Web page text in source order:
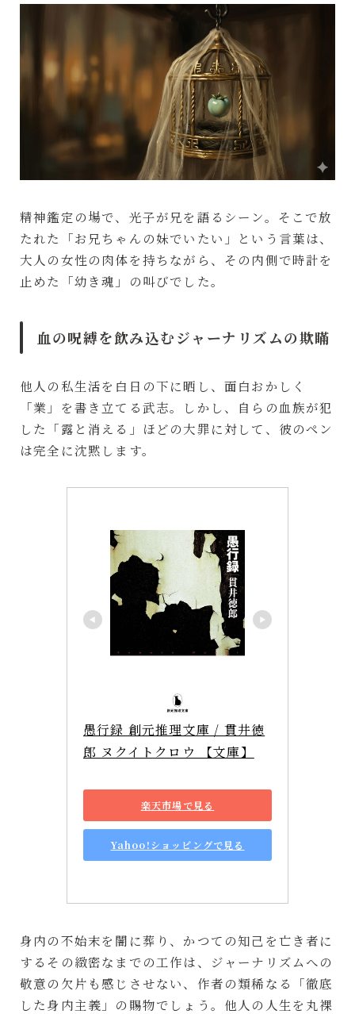
精神鑑定の場で、光子が兄を語るシーン。そこで放
たれた「お兄ちゃんの妹でいたい」という言葉は、
大人の女性の肉体を持ちながら、その内側で時計を
止めた「幼き魂」の叫びでした。
血の呪縛を飲み込むジャーナリズムの欺瞞
他人の私生活を白日の下に晒し、面白おかしく
「業」を書き立てる武志。しかし、自らの血族が犯
した「露と消える」ほどの大罪に対して、彼のペン
は完全に沈黙します。
愚行録 創元推理文庫 / 貫井徳
郎 ヌクイトクロウ 【文庫】
楽天市場で見る
Yahoo!ショッピングで見る
身内の不始末を闇に葬り、かつての知己を亡き者に
するその緻密なまでの工作は、ジャーナリズムへの
敬意の欠片も感じさせない、作者の類稀なる「徹底
した身内主義」の賜物でしょう。他人の人生を丸裸